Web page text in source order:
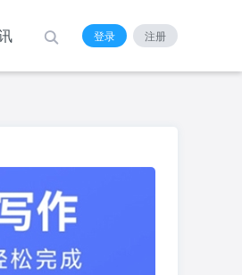
登录 注册